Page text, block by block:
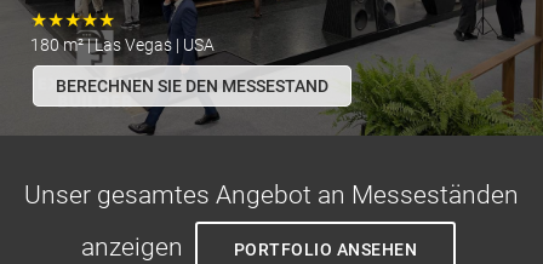
★★★★★
180 m² | Las Vegas | USA
BERECHNEN SIE DEN MESSESTAND
Unser gesamtes Angebot an Messeständen
anzeigen
PORTFOLIO ANSEHEN